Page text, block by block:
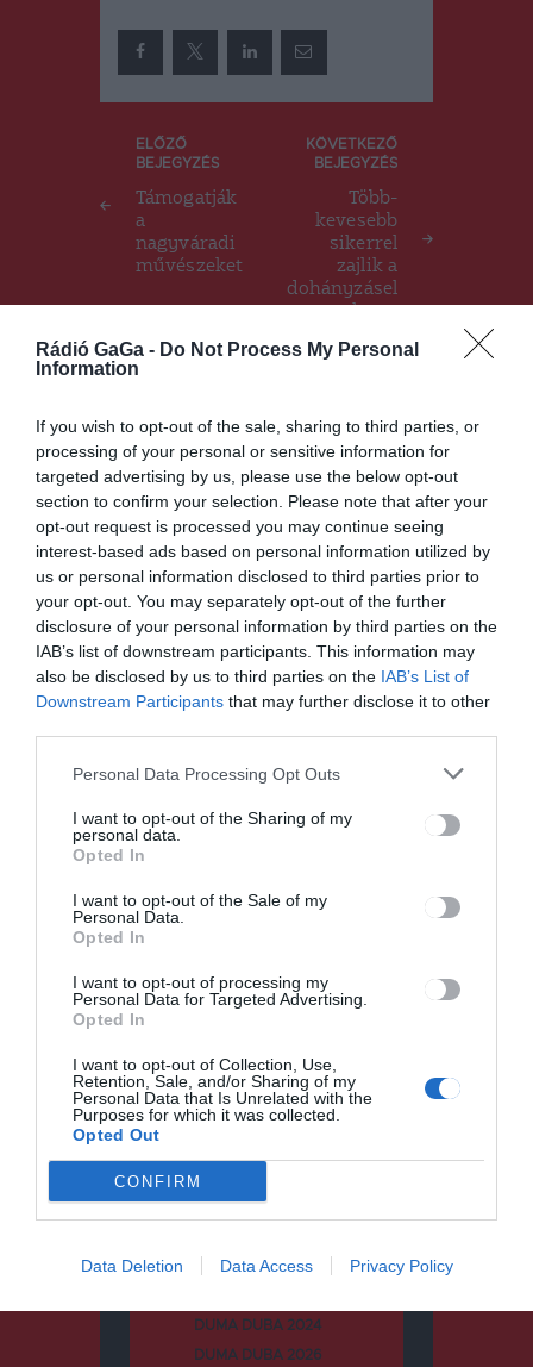
Rádió GaGa - Do Not Process My Personal
Information
If you wish to opt-out of the sale, sharing to third parties, or
processing of your personal or sensitive information for
targeted advertising by us, please use the below opt-out
section to confirm your selection. Please note that after your
opt-out request is processed you may continue seeing
interest-based ads based on personal information utilized by
us or personal information disclosed to third parties prior to
your opt-out. You may separately opt-out of the further
disclosure of your personal information by third parties on the
IAB’s list of downstream participants. This information may
also be disclosed by us to third parties on the IAB’s List of
Downstream Participants that may further disclose it to other
Personal Data Processing Opt Outs
I want to opt-out of the Sharing of my
personal data.
Opted In
I want to opt-out of the Sale of my
Personal Data.
Opted In
I want to opt-out of processing my
Personal Data for Targeted Advertising.
Opted In
I want to opt-out of Collection, Use,
Retention, Sale, and/or Sharing of my
Personal Data that Is Unrelated with the
Purposes for which it was collected.
Opted Out
CONFIRM
Data Deletion Data Access Privacy Policy
Bejegyzés
navigáció
ELŐZŐ
BEJEGYZÉS
Támogatják
a
nagyváradi
művészeket
KÖVETKEZŐ
BEJEGYZÉS
Több-
kevesebb
sikerrel
zajlik a
dohányzásel
lenes
Ez is érdekelheti
HÍRLISTA, UDVARHELYSZÉK
Vasúti baleset történt
Székelyudvarhelyen
HÍRLISTA
Oltásban sereghajtó Kovászna
megye
Kategóriák
CSÍKSZÉK
DUMA DUBA 2024
DUMA DUBA 2026